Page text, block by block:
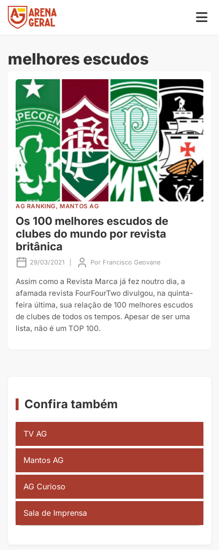
melhores escudos
AG RANKING, MANTOS AG
Os 100 melhores escudos de
clubes do mundo por revista
britânica
29/03/2021 Por Francisco Geovane
Assim como a Revista Marca já fez noutro dia, a
afamada revista FourFourTwo divulgou, na quinta-
feira última, sua relação de 100 melhores escudos
de clubes de todos os tempos. Apesar de ser uma
lista, não é um TOP 100.
Confira também
TV AG
Mantos AG
AG Curioso
Sala de Imprensa